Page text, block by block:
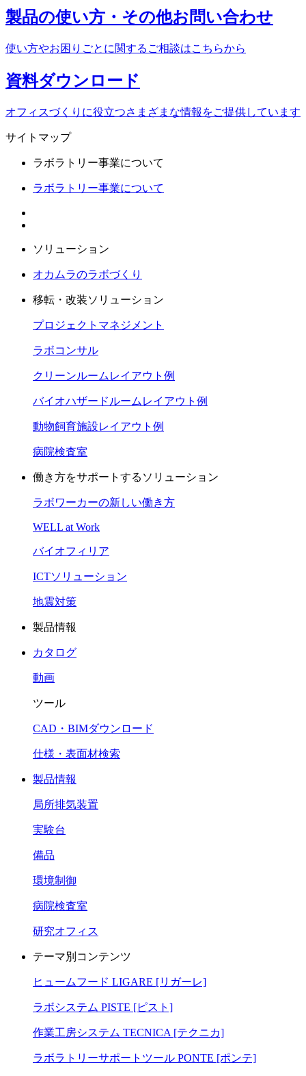
製品の使い方・ その他お問い合わせ
使い方やお困りごとに関する ご相談はこちらから
資料ダウンロード
オフィスづくりに役立つさまざまな情報をご提供しています
サイトマップ
ラボラトリー事業について
ラボラトリー事業について
ソリューション
オカムラのラボづくり
移転・改装ソリューション
プロジェクトマネジメント
ラボコンサル
クリーンルームレイアウト例
バイオハザードルームレイアウト例
動物飼育施設レイアウト例
病院検査室
働き方をサポートするソリューション
ラボワーカーの新しい働き方
WELL at Work
バイオフィリア
ICTソリューション
地震対策
製品情報
カタログ
動画
ツール
CAD・BIMダウンロード
仕様・表面材検索
製品情報
局所排気装置
実験台
備品
環境制御
病院検査室
研究オフィス
テーマ別コンテンツ
ヒュームフード LIGARE [リガーレ]
ラボシステム PISTE [ピスト]
作業工房システム TECNICA [テクニカ]
ラボラトリーサポートツール PONTE [ポンテ]